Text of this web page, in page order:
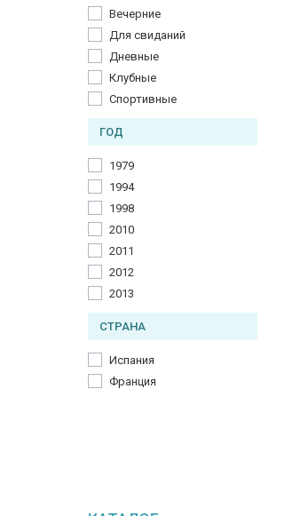
Ноты свежести
Пачули
Пчелиный воск
Сандал
Сандаловое дерево
Толуанский бальзам
Вечерние
Для свиданий
Дневные
Клубные
Спортивные
ГОД
1979
1994
1998
2010
2011
2012
2013
СТРАНА
Испания
Франция